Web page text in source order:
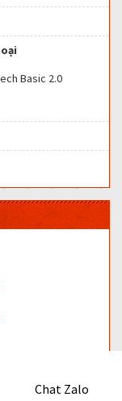
Basic 2.0
Chat Zalo